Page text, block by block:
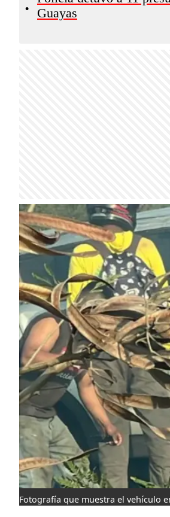
•
Guayas
Fotografía que muestra el vehículo